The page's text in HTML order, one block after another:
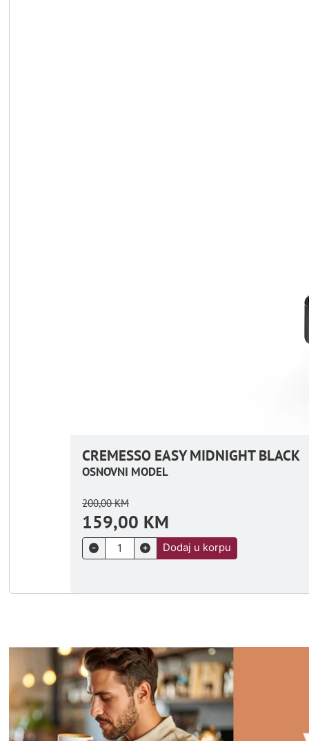
CREMESSO EASY MIDNIGHT BLACK
OSNOVNI MODEL
200,00KM
159,00 KM
Dodaj u korpu